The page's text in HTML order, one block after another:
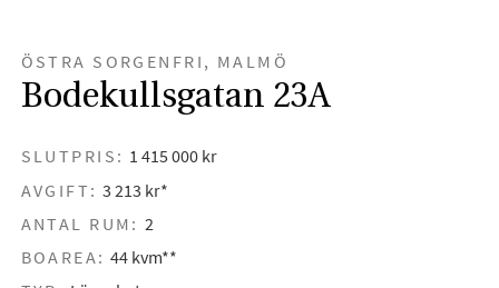
ÖSTRA SORGENFRI, MALMÖ
Bodekullsgatan 23A
SLUTPRIS: 1 415 000 kr
AVGIFT: 3 213 kr*
ANTAL RUM: 2
BOAREA: 44 kvm**